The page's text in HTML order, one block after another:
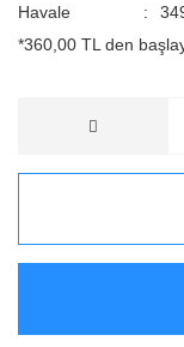
Havale
*360,00 TL den